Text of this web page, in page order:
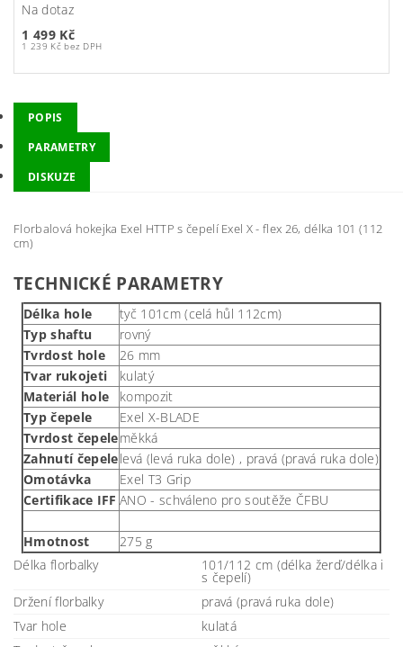
Na dotaz
1 499 Kč
1 239 Kč bez DPH
POPIS
PARAMETRY
DISKUZE
Florbalová hokejka Exel HTTP s čepelí Exel X - flex 26, délka 101 (112
cm)
TECHNICKÉ PARAMETRY
Délka hole
tyč 101cm (celá hůl 112cm)
Typ shaftu
rovný
Tvrdost hole
26 mm
Tvar rukojeti
kulatý
Materiál hole
kompozit
Typ čepele
Exel X-BLADE
Tvrdost čepeleměkká
Zahnutí čepelelevá (levá ruka dole) , pravá (pravá ruka dole)
Omotávka
Exel T3 Grip
Certifikace IFF ANO - schváleno pro soutěže ČFBU
Hmotnost
275 g
Délka florbalky
101/112 cm (délka žerď/délka i
s čepelí)
Držení florbalky
pravá (pravá ruka dole)
Tvar hole
kulatá